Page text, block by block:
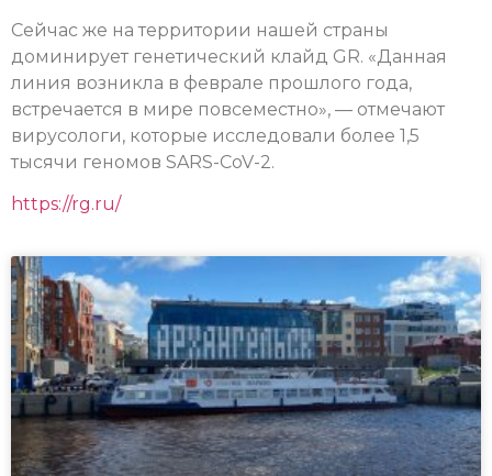
Сейчас же на территории нашей страны
доминирует генетический клайд GR. «Данная
линия возникла в феврале прошлого года,
встречается в мире повсеместно», — отмечают
вирусологи, которые исследовали более 1,5
тысячи геномов SARS-CoV-2.
https://rg.ru/